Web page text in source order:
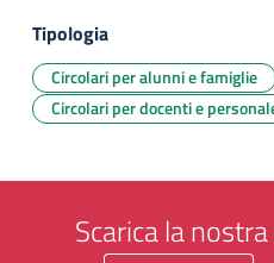
Tipologia
Circolari per alunni e famiglie
Circolari per docenti e
Scarica la